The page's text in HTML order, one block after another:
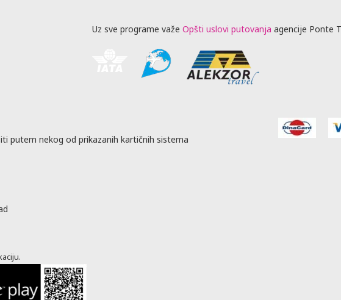
Uz sve programe važe Opšti uslovi putovanja agencije Ponte
putem nekog od prikazanih kartičnih sistema